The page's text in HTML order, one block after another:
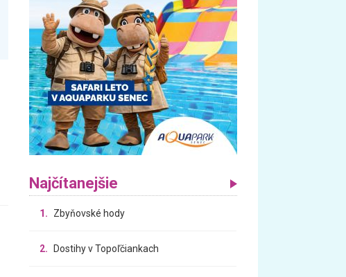
Najčítanejšie
1. Zbyňovské hody
2. Dostihy v Topoľčiankach